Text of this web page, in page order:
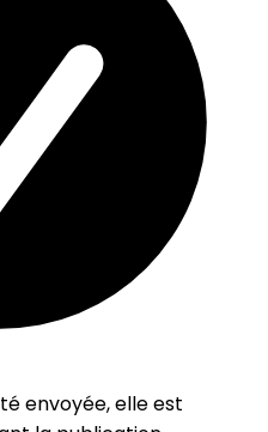
envoyée, elle est